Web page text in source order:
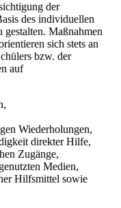
der
des individuellen
Maßnahmen
sich stets an
bzw. der
auf
Wiederholungen,
direkter Hilfe,
Zugänge,
Medien,
Hilfsmittel sowie